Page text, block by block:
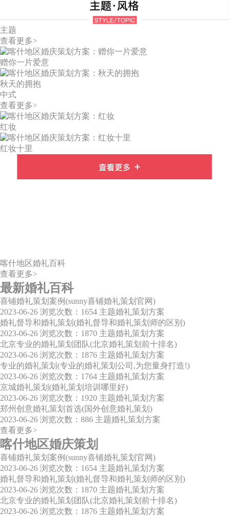
主题
查看更多>
赠你一片爱意
秋天的拥抱
中式
查看更多>
红妆
红妆十里
喀什地区婚礼百科
查看更多>
最新婚礼百科
喜铺婚礼策划案例(sunny喜铺婚礼策划官网)
2023-06-26 浏览次数：1654 主题婚礼策划方案
婚礼督导和婚礼策划(婚礼督导和婚礼策划师的区别)
2023-06-26 浏览次数：1870 主题婚礼策划方案
北京专业的婚礼策划团队(北京婚礼策划前十排名)
2023-06-26 浏览次数：1876 主题婚礼策划方案
专业的婚礼策划(专业的婚礼策划公司,为您量身打造!)
2023-06-26 浏览次数：1764 主题婚礼策划方案
京城婚礼策划(婚礼策划培训哪里好)
2023-06-26 浏览次数：1920 主题婚礼策划方案
郑州创意婚礼策划首选(国外创意婚礼策划)
2023-06-26 浏览次数：886 主题婚礼策划方案
查看更多>
喀什地区婚庆策划
喜铺婚礼策划案例(sunny喜铺婚礼策划官网)
2023-06-26 浏览次数：1654 主题婚礼策划方案
婚礼督导和婚礼策划(婚礼督导和婚礼策划师的区别)
2023-06-26 浏览次数：1870 主题婚礼策划方案
北京专业的婚礼策划团队(北京婚礼策划前十排名)
2023-06-26 浏览次数：1876 主题婚礼策划方案